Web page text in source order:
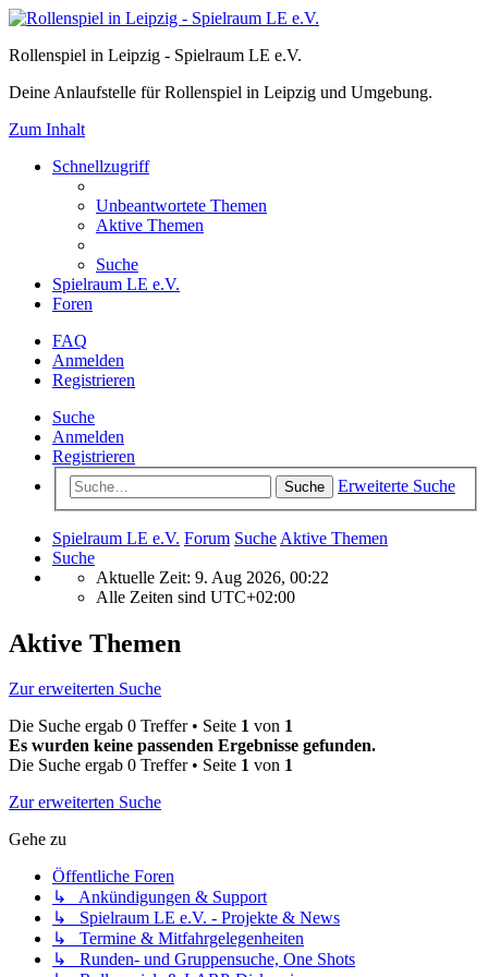
Rollenspiel in Leipzig - Spielraum LE e.V.
Deine Anlaufstelle für Rollenspiel in Leipzig und Umgebung.
Zum Inhalt
Schnellzugriff
Unbeantwortete Themen
Aktive Themen
Suche
Spielraum LE e.V.
Foren
FAQ
Anmelden
Registrieren
Suche
Anmelden
Registrieren
Suche Erweiterte Suche
Spielraum LE e.V. Forum Suche Aktive Themen
Suche
Aktuelle Zeit: 9. Aug 2026, 00:22
Alle Zeiten sind UTC+02:00
Aktive Themen
Zur erweiterten Suche
Die Suche ergab 0 Treffer • Seite 1 von 1
Es wurden keine passenden Ergebnisse gefunden.
Die Suche ergab 0 Treffer • Seite 1 von 1
Zur erweiterten Suche
Gehe zu
Öffentliche Foren
↳ Ankündigungen & Support
↳ Spielraum LE e.V. - Projekte & News
↳ Termine & Mitfahrgelegenheiten
↳ Runden- und Gruppensuche, One Shots